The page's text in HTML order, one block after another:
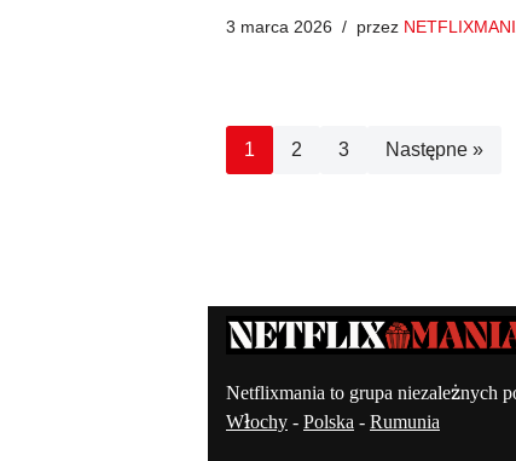
3 marca 2026 przez
1 2 3 Następne »
Netflixmania to grupa niezależnych
Włochy - Polska - Rumunia